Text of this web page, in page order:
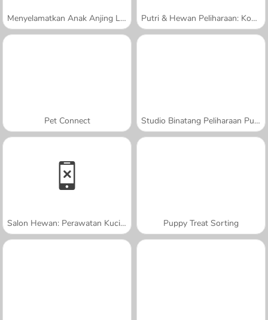
Menyelamatkan Anak Anjing Lucu Putri & Hewan Peliharaan: Kontes Foto
Pet Connect Studio Binatang Peliharaan Putri
Salon Hewan: Perawatan Kucing Puppy Treat Sorting